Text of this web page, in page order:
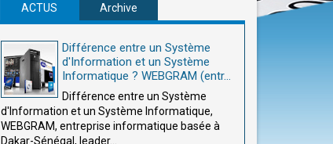
ACTUS Archive
Différence entre un Système
d'Information et un Système
Informatique ? WEBGRAM (entr...
Différence entre un Système
d'Information et un Système Informatique,
WEBGRAM, entreprise informatique basée à
Dakar-Sénégal, leader...